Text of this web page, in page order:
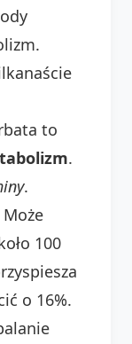
to
.
.
100
o 16%.